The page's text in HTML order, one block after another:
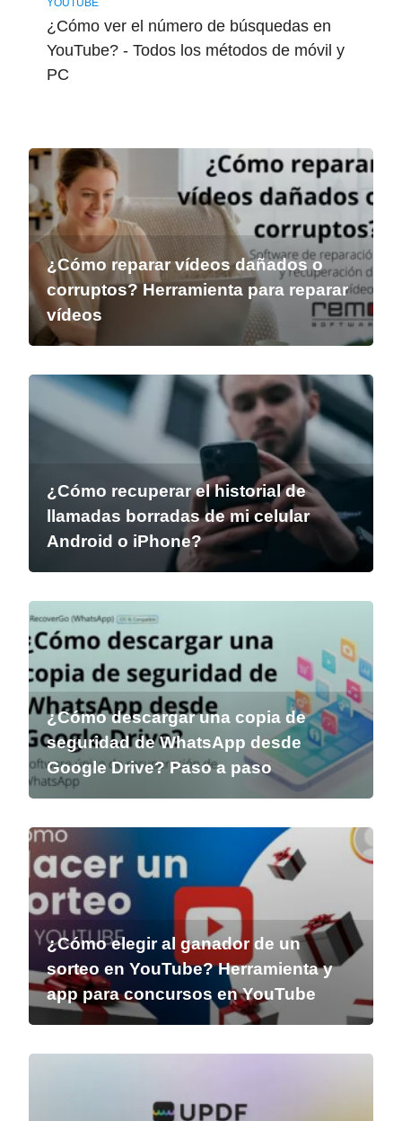
YOUTUBE
¿Cómo ver el número de búsquedas en
YouTube? - Todos los métodos de móvil y
PC
¿Cómo reparar vídeos dañados o
corruptos? Herramienta para reparar
vídeos
¿Cómo recuperar el historial de
llamadas borradas de mi celular
Android o iPhone?
¿Cómo descargar una copia de
seguridad de WhatsApp desde
Google Drive? Paso a paso
¿Cómo elegir al ganador de un
sorteo en YouTube? Herramienta y
app para concursos en YouTube